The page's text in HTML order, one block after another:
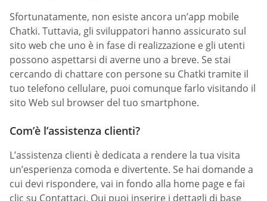
Sfortunatamente, non esiste ancora un’app mobile
Chatki. Tuttavia, gli sviluppatori hanno assicurato sul
sito web che uno è in fase di realizzazione e gli utenti
possono aspettarsi di averne uno a breve. Se stai
cercando di chattare con persone su Chatki tramite il
tuo telefono cellulare, puoi comunque farlo visitando il
sito Web sul browser del tuo smartphone.
Com’è l’assistenza clienti?
L’assistenza clienti è dedicata a rendere la tua visita
un’esperienza comoda e divertente. Se hai domande a
cui devi rispondere, vai in fondo alla home page e fai
clic su Contattaci. Qui puoi inserire i dettagli di base